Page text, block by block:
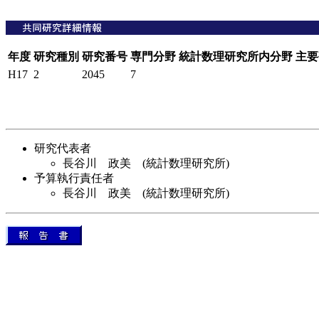
年度 研究種別 研究番号 専門分野 統計数理研究所内分野 主
H17 2 2045 7
研究代表者
長谷川 政美 (統計数理研究所)
予算執行責任者
長谷川 政美 (統計数理研究所)